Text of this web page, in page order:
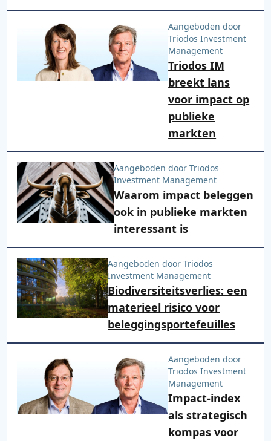
Triodos IM
breekt lans
voor impact op
publieke
markten
Aangeboden door
Triodos Investment
Management
Waarom impact beleggen
ook in publieke markten
interessant is
Aangeboden door Triodos
Investment Management
Biodiversiteitsverlies: een
materieel risico voor
beleggingsportefeuilles
Aangeboden door Triodos
Investment Management
Impact-index
als strategisch
kompas voor
Aangeboden door
Triodos Investment
Management